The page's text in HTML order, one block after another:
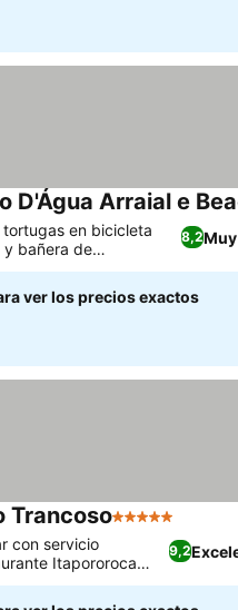
D'Água Arraial e
8,2
en bicicleta
y bañera de
ver los precios exactos
Trancoso5 Estrellas
9,2
con servicio
Itapororoca